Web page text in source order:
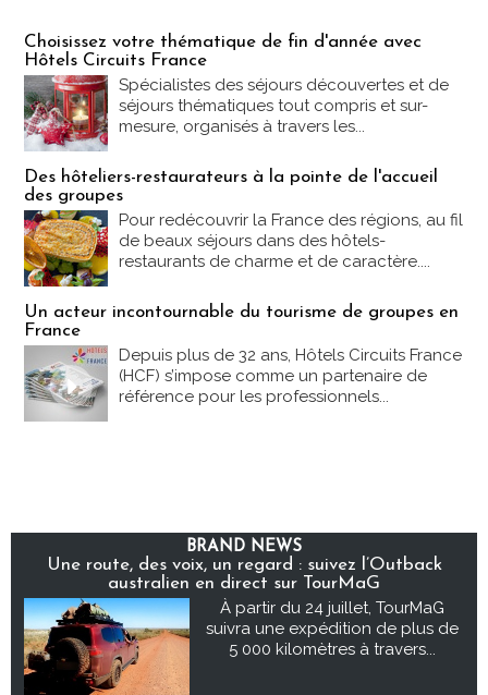
Choisissez votre thématique de fin d'année avec
Hôtels Circuits France
Spécialistes des séjours découvertes et de
séjours thématiques tout compris et sur-
mesure, organisés à travers les...
Des hôteliers-restaurateurs à la pointe de l'accueil
des groupes
Pour redécouvrir la France des régions, au fil
de beaux séjours dans des hôtels-
restaurants de charme et de caractère....
Un acteur incontournable du tourisme de groupes en
France
Depuis plus de 32 ans, Hôtels Circuits France
(HCF) s’impose comme un partenaire de
référence pour les professionnels...
BRAND NEWS
Une route, des voix, un regard : suivez l’Outback
australien en direct sur TourMaG
À partir du 24 juillet, TourMaG
suivra une expédition de plus de
5 000 kilomètres à travers...